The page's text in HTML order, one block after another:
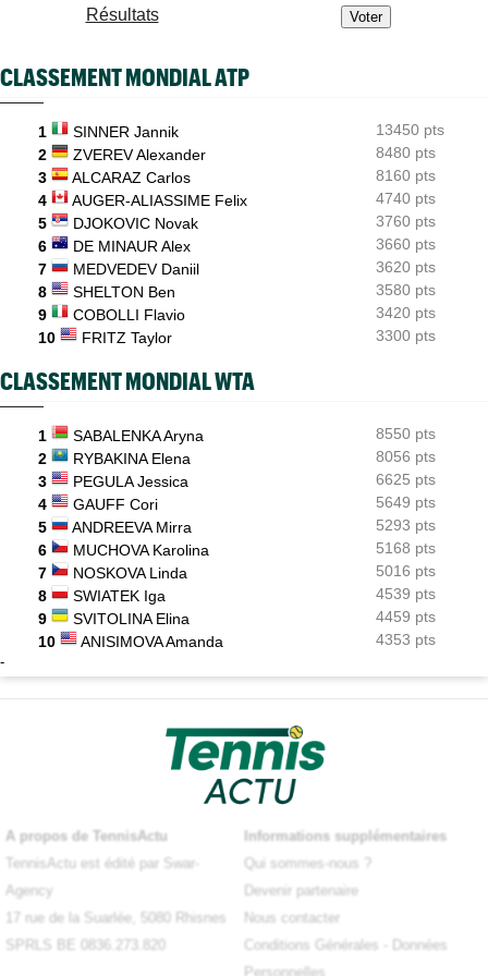
ATP - Cincinnati
WTA - Toronto
06/08
ATP - Montréal
Gaël Monfils... ses adieux à Montréal après un dernier combat
06/08
ATP - Montréal
Daniil Medvedev : "Un match catastrophique, un désastre"
Résultats
CLASSEMENT MONDIAL ATP
1 SINNER Jannik
13450 pts
2
ZVEREV Alexander
8480 pts
3
ALCARAZ Carlos
8160 pts
4
AUGER-ALIASSIME Felix
4740 pts
5
DJOKOVIC Novak
3760 pts
6
DE MINAUR Alex
3660 pts
7
MEDVEDEV Daniil
3620 pts
8
SHELTON Ben
3580 pts
9
COBOLLI Flavio
3420 pts
10
FRITZ Taylor 3300 pts
CLASSEMENT MONDIAL WTA
1 SABALENKA Aryna
8550 pts
2
RYBAKINA Elena
8056 pts
3
PEGULA Jessica
6625 pts
4
GAUFF Cori
5649 pts
5
ANDREEVA Mirra
5293 pts
6
MUCHOVA Karolina
5168 pts
7
NOSKOVA Linda
5016 pts
8
SWIATEK Iga
4539 pts
9
SVITOLINA Elina
4459 pts
10
ANISIMOVA Amanda 4353 pts
-
A propos de TennisActu
TennisActu est édité par Swar-
Agency
17 rue de la Suarlée, 5080 Rhisnes
SPRLS BE 0836.273.820
Informations supplémentaires
Qui sommes-nous ?
Devenir partenaire
Nous contacter
Conditions Générales
Données
Personnelles